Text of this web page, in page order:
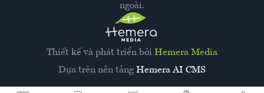
Thiết kế và phát triển bởi Hemera Media
Dựa trên nền tảng Hemera AI CMS
ngoài.